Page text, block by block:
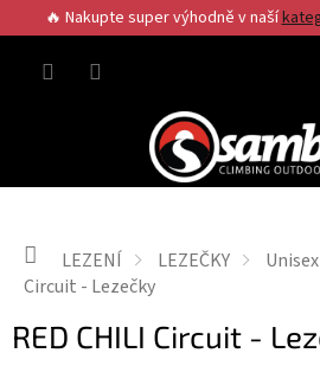
na
obsah
🔥 Nakupte super výhodně v naší
Domů
LEZENÍ LEZEČKY
Circuit - Lezečky
RED CHILI Circuit -